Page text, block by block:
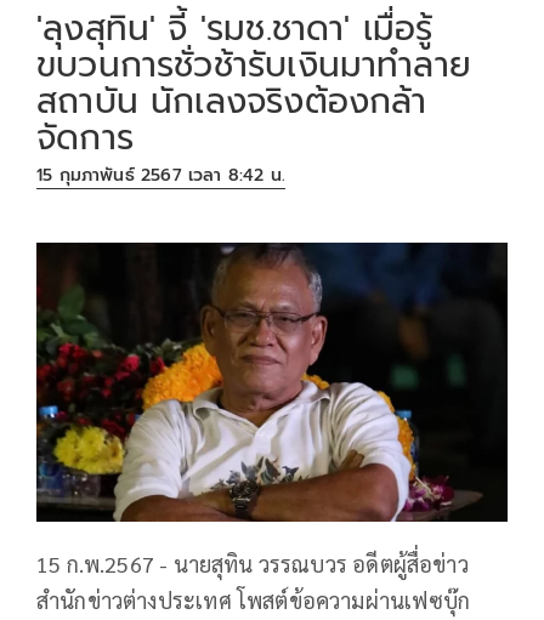
'ลุงสุทิน' จี้ 'รมช.ชาดา' เมื่อรู้
ขบวนการชั่วช้ารับเงินมาทำลาย
สถาบัน นักเลงจริงต้องกล้า
จัดการ
15 กุมภาพันธ์ 2567 เวลา 8:42 น.
15 ก.พ.2567 - นายสุทิน วรรณบวร อดีตผู้สื่อข่าว
สำนักข่าวต่างประเทศ โพสต์ข้อความผ่านเฟซบุ๊ก